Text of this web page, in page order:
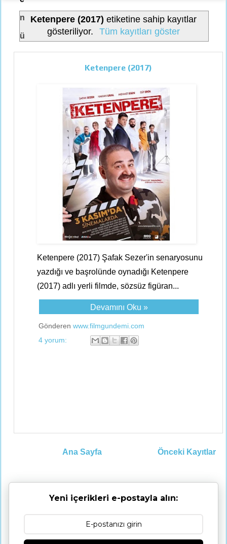
n
ü
Ketenpere (2017) etiketine sahip kayıtlar
gösteriliyor.
Tüm kayıtları göster
Ketenpere (2017)
Ketenpere (2017) Şafak Sezer'in senaryosunu
yazdığı ve başrolünde oynadığı Ketenpere
(2017) adlı yerli filmde, sözsüz figüran...
Devamını Oku »
Gönderen www.filmgundemi.com
4 yorum:
Önceki Kayıtlar
Ana Sayfa
Yeni içerikleri e-postayla alın: